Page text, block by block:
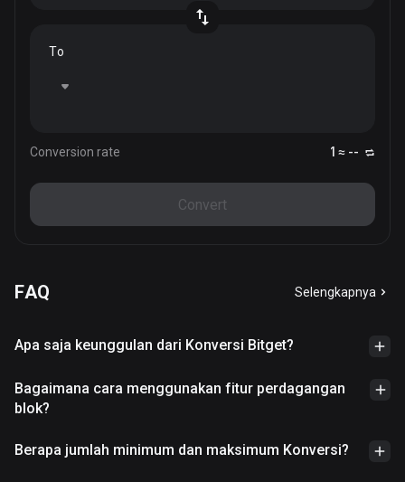
To
Conversion rate 1 ≈ --
Convert
FAQ Selengkapnya
Apa saja keunggulan dari Konversi Bitget?
Bagaimana cara menggunakan fitur perdagangan
blok?
Berapa jumlah minimum dan maksimum Konversi?